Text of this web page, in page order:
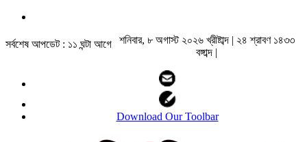
সর্বশেষ আপডেট : ১১ ঘন্টা আগে
শনিবার, ৮ অগাস্ট ২০২৬ খ্রীষ্টাব্দ | ২৪ শ্রাবণ ১৪৩৩
বঙ্গাব্দ |
Download Our Toolbar